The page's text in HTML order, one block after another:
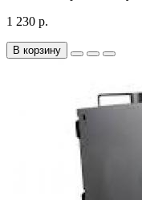
1 230 р.
В корзину